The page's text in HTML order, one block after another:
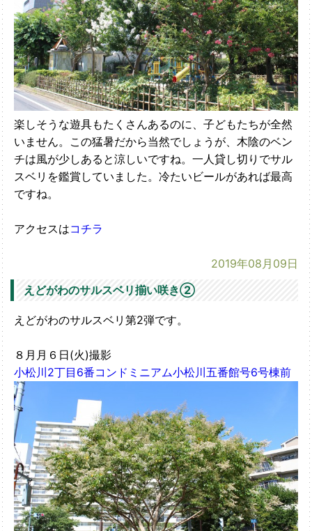
楽しそうな遊具もたくさんあるのに、子どもたちが全然
いません。この猛暑だから当然でしょうが、木陰のベン
チは風が少しあると涼しいですね。一人貸し切りでサル
スベリを鑑賞していました。冷たいビールがあれば最高
ですね。
アクセスはコチラ
2019年08月09日
えどがわのサルスベリ揃い咲き②
えどがわのサルスベリ第2弾です。
８月月６日(火)撮影
小松川2丁目6番コンドミニアム小松川五番館号6号棟前